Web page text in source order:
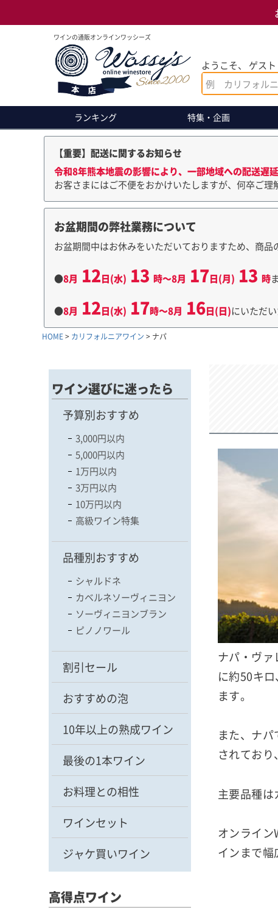
ワインの通販オンラインワッシーズ
ようこそ、 ゲス
ランキング 特集・企画
【重要】配送に関するお知らせ
令和8年熊本地震の影響により、一部地域への配送遅
お客さまにはご不便をおかけいたしますが、何卒ご
お盆期間の弊社業務について
お盆期間中はお休みをいただいておりますため、商
●8月 12日(水) 13 時～8月 17日(月) 13 時
●8月 12日(水) 17時～8月 16日(日)にいただ
HOME カリフォルニアワイン ナパ
ワイン選びに迷ったら
予算別おすすめ
3,000円以内
5,000円以内
1万円以内
3万円以内
10万円以内
高級ワイン特集
品種別おすすめ
シャルドネ
カベルネソーヴィニヨン
ソーヴィニヨンブラン
ピノノワール
割引セール
おすすめの泡
10年以上の熟成ワイン
最後の1本ワイン
お料理との相性
ワインセット
ジャケ買いワイン
高得点ワイン
ナパ・ヴ
に約50キ
ます。
また、ナ
されてお
主要品種は
オンライン
インまで幅